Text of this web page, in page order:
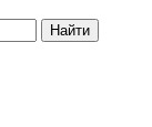
Найти